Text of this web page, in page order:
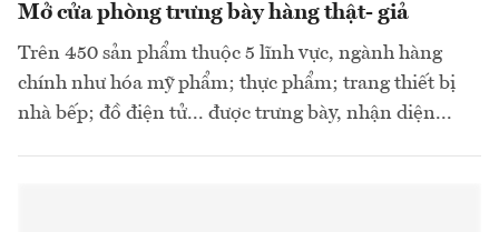
Mở cửa phòng trưng bày hàng thật- giả
Trên 450 sản phẩm thuộc 5 lĩnh vực, ngành hàng
chính như hóa mỹ phẩm; thực phẩm; trang thiết bị
nhà bếp; đồ điện tử... được trưng bày, nhận diện...